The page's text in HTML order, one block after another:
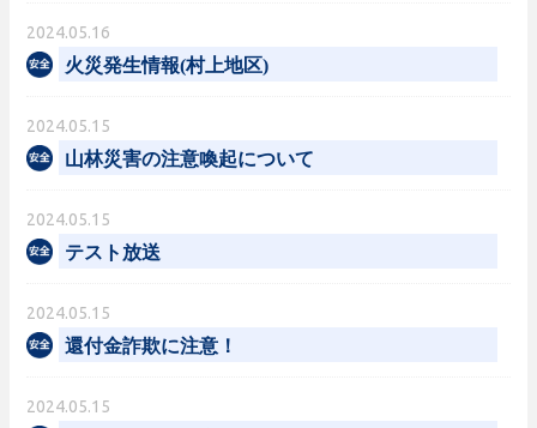
2024.05.16
火災発生情報(村上地区)
2024.05.15
山林災害の注意喚起について
2024.05.15
テスト放送
2024.05.15
還付金詐欺に注意！
2024.05.15